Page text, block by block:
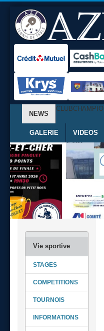
NEWS
CLUB
GALERIE VIDEOS
STAGES
COMPETITIONS
TOURNOIS
INFORMATIONS